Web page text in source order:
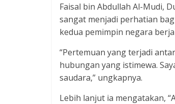
Faisal bin Abdullah Al-Mudi,
sangat menjadi perhatian
kedua pemimpin negara
“Pertemuan yang terjadi
hubungan yang istimewa.
saudara,” ungkapnya.
Lebih lanjut ia mengatakan,